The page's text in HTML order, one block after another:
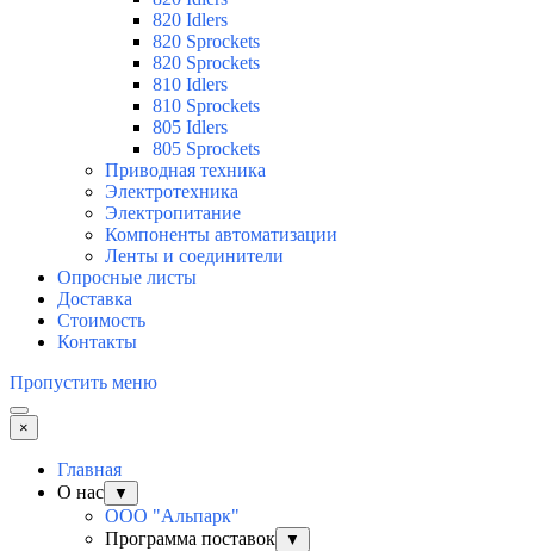
820 Idlers
820 Sprockets
820 Sprockets
810 Idlers
810 Sprockets
805 Idlers
805 Sprockets
Приводная техника
Электротехника
Электропитание
Компоненты автоматизации
Ленты и соединители
Опросные листы
Доставка
Стоимость
Контакты
Пропустить меню
×
Главная
О нас
▼
ООО "Альпарк"
Программа поставок
▼